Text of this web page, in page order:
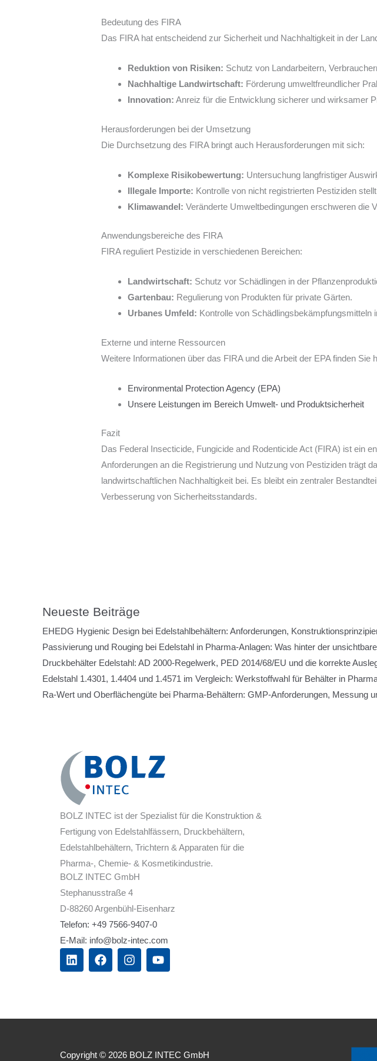
Bedeutung des FIRA
Das FIRA hat entscheidend zur Sicherheit und Nachhaltigkeit in der
Reduktion von Risiken: Schutz von Landarbeitern,
Nachhaltige Landwirtschaft: Förderung umweltfreundlicher
Innovation: Anreiz für die Entwicklung sicherer und wirksamer
Herausforderungen bei der Umsetzung
Die Durchsetzung des FIRA bringt auch Herausforderungen mit sich:
Komplexe Risikobewertung: Untersuchung langfristiger
Illegale Importe: Kontrolle von nicht registrierten Pestiziden
Klimawandel: Veränderte Umweltbedingungen erschweren die
Anwendungsbereiche des FIRA
FIRA reguliert Pestizide in verschiedenen Bereichen:
Landwirtschaft: Schutz vor Schädlingen in der
Gartenbau: Regulierung von Produkten für private Gärten.
Urbanes Umfeld: Kontrolle von Schädlingsbekämpfungsmitteln
Externe und interne Ressourcen
Weitere Informationen über das FIRA und die Arbeit der EPA finden Sie
Environmental Protection Agency (EPA)
Unsere Leistungen im Bereich Umwelt- und Produktsicherheit
Fazit
Das Federal Insecticide, Fungicide and Rodenticide Act (FIRA) ist ein
Anforderungen an die Registrierung und Nutzung von Pestiziden trägt
landwirtschaftlichen Nachhaltigkeit bei. Es bleibt ein zentraler
Verbesserung von Sicherheitsstandards.
Neueste Beiträge
EHEDG Hygienic Design bei Edelstahlbehältern: Anforderungen,
Passivierung und Rouging bei Edelstahl in Pharma-Anlagen: Was hinter der
Druckbehälter Edelstahl: AD 2000-Regelwerk, PED 2014/68/EU und die korrekte
Edelstahl 1.4301, 1.4404 und 1.4571 im Vergleich: Werkstoffwahl für Behälter in
Ra-Wert und Oberflächengüte bei Pharma-Behältern: GMP-Anforderungen, Messung
BOLZ INTEC ist der Spezialist für die Konstruktion &
Fertigung von Edelstahlfässern, Druckbehältern,
Edelstahlbehältern, Trichtern & Apparaten für die
Pharma-, Chemie- & Kosmetikindustrie.
BOLZ INTEC GmbH
Stephanusstraße 4
D-88260 Argenbühl-Eisenharz
Telefon: +49 7566-9407-0
E-Mail: info@bolz-intec.com
L
i
F
a
I
n
Y
o
Copyright © 2026 BOLZ INTEC GmbH